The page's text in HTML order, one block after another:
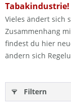
Tabakindustrie!
Vieles ändert sich
Zusammenhang
findest du hier
ändern sich
Filtern